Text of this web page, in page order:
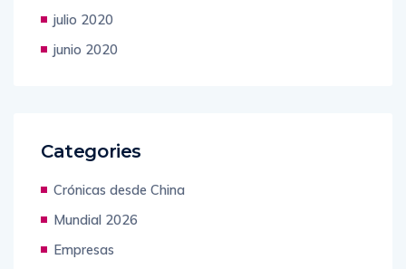
julio 2020
junio 2020
Categories
Crónicas desde China
Mundial 2026
Empresas